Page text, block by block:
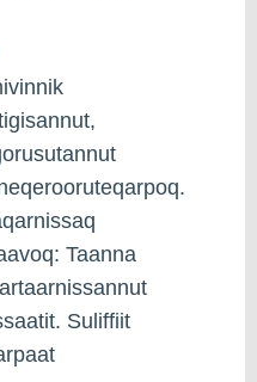
Taanna
Suliffiit